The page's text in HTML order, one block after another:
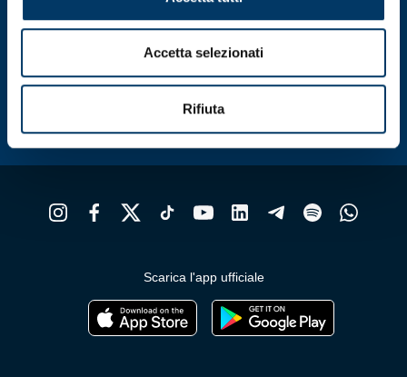
Accetta selezionati
Rifiuta
pagina
del
Scarica l'app ufficiale